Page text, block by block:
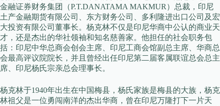
金融证券财务集团（P.T.DANATAMA MAKMUR）总裁，印尼
土产金融期货有限公司、东方财务公司、多利隆进出口公司及宏
大投资有限公司董事长。杨克林不仅是印尼华商中公认的商业天
才，还是杰出的华社领袖和知名慈善家。他担任的社会职务包
括：印尼中华总商会创会主席、印尼工商会馆副总主席、华商总
会最高评议院院长，并且曾经出任印尼第二届客属联谊总会总主
席、印尼杨氏宗亲总会理事长。
杨克林于1940年出生在中国梅县，杨氏家族是梅县的大族，杨克
林祖父是一位勇闯南洋的杰出华商，曾在印尼万隆打下一片天